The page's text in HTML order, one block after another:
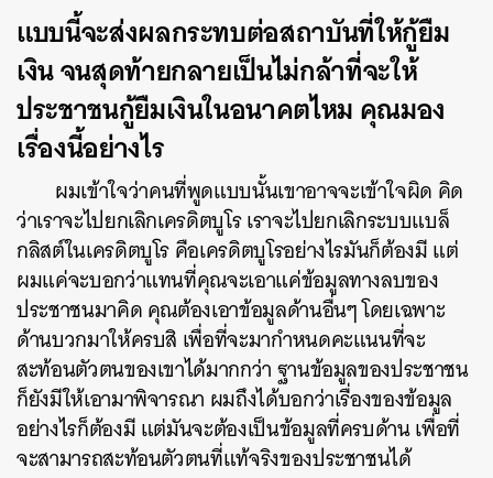
แบบนี้จะส่งผลกระทบต่อสถาบันที่ให้กู้ยืม
เงิน จนสุดท้ายกลายเป็นไม่กล้าที่จะให้
ประชาชนกู้ยืมเงินในอนาคตไหม คุณมอง
เรื่องนี้อย่างไร
ผมเข้าใจว่าคนที่พูดแบบนั้นเขาอาจจะเข้าใจผิด คิด
ว่าเราจะไปยกเลิกเครดิตบูโร เราจะไปยกเลิกระบบแบล็
กลิสต์ในเครดิตบูโร คือเครดิตบูโรอย่างไรมันก็ต้องมี แต่
ผมแค่จะบอกว่าแทนที่คุณจะเอาแค่ข้อมูลทางลบของ
ประชาชนมาคิด คุณต้องเอาข้อมูลด้านอื่นๆ โดยเฉพาะ
ด้านบวกมาให้ครบสิ เพื่อที่จะมากำหนดคะแนนที่จะ
สะท้อนตัวตนของเขาได้มากกว่า ฐานข้อมูลของประชาชน
ก็ยังมีให้เอามาพิจารณา ผมถึงได้บอกว่าเรื่องของข้อมูล
อย่างไรก็ต้องมี แต่มันจะต้องเป็นข้อมูลที่ครบด้าน เพื่อที่
จะสามารถสะท้อนตัวตนที่แท้จริงของประชาชนได้